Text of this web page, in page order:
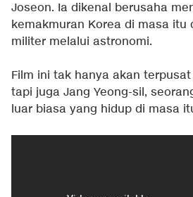
Joseon. Ia dikenal berusaha
kemakmuran Korea di masa itu
militer melalui astronomi.
Film ini tak hanya akan
tapi juga Jang Yeong-sil,
luar biasa yang hidup di masa